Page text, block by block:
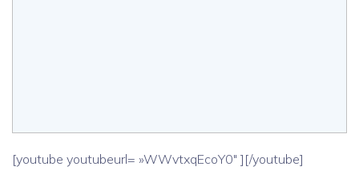
[youtube youtubeurl= »WWvtxqEcoY0″ ][/youtube]